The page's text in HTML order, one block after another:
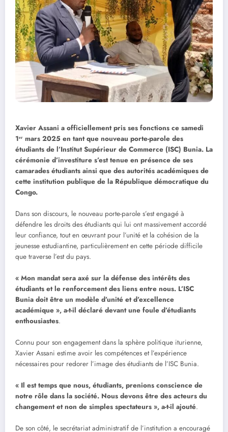
Xavier Assani a officiellement pris ses fonctions ce samedi
1ᵉʳ mars 2025 en tant que nouveau porte-parole des
étudiants de l’Institut Supérieur de Commerce (ISC) Bunia. La
cérémonie d’investiture s’est tenue en présence de ses
camarades étudiants ainsi que des autorités académiques de
cette institution publique de la République démocratique du
Congo.
Dans son discours, le nouveau porte-parole s’est engagé à
défendre les droits des étudiants qui lui ont massivement accordé
leur confiance, tout en œuvrant pour l’unité et la cohésion de la
jeunesse estudiantine, particulièrement en cette période difficile
que traverse l’est du pays.
« Mon mandat sera axé sur la défense des intérêts des
étudiants et le renforcement des liens entre nous. L’ISC
Bunia doit être un modèle d’unité et d’excellence
académique », a-t-il déclaré devant une foule d’étudiants
enthousiastes.
Connu pour son engagement dans la sphère politique iturienne,
Xavier Assani estime avoir les compétences et l’expérience
nécessaires pour redorer l’image des étudiants de l’ISC Bunia.
« Il est temps que nous, étudiants, prenions conscience de
notre rôle dans la société. Nous devons être des acteurs du
changement et non de simples spectateurs », a-t-il ajouté.
De son côté, le secrétariat administratif de l’institution a encouragé